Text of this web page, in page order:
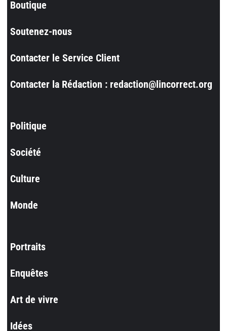
Boutique
Soutenez-nous
Contacter le Service Client
Contacter la Rédaction : redaction@lincorrect.org
Politique
Société
Culture
Monde
Portraits
Enquêtes
Art de vivre
Idées